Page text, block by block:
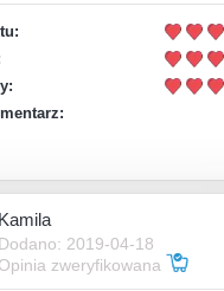
Kamila
Dodano: 2019-04-18
Opinia zweryfikowana